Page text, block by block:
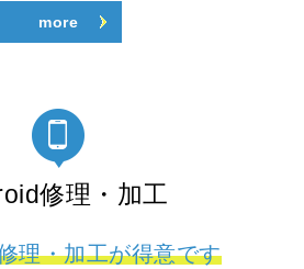
more
修理・加工
理・加工が得意です